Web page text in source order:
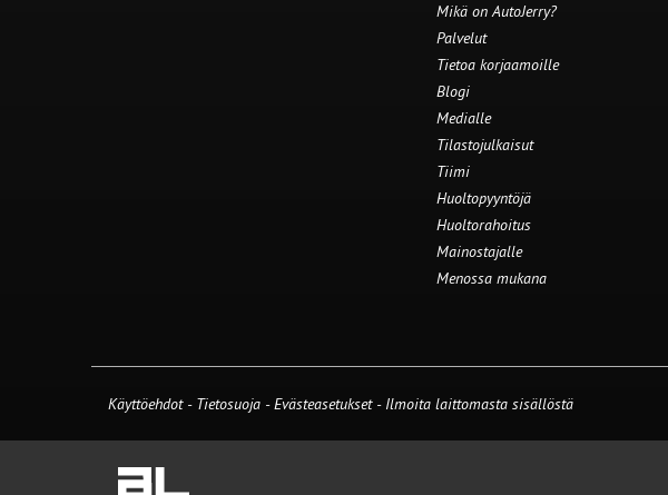
Mikä on AutoJerry?
Palvelut
Tietoa korjaamoille
Blogi
Medialle
Tilastojulkaisut
Tiimi
Huoltopyyntöjä
Huoltorahoitus
Mainostajalle
Menossa mukana
Käyttöehdot - Tietosuoja -Evästeasetukset- Ilmoita laittomasta sisällöstä